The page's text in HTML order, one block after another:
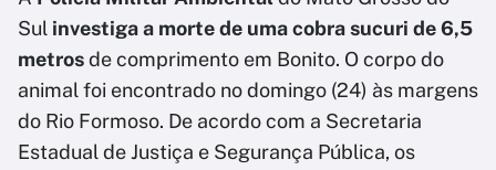
Sul investiga a morte de uma cobra sucuri de 6,5
metrosde comprimento em Bonito. O corpo do
animal foi encontrado no domingo (24) às margens
do Rio Formoso. De acordo com a Secretaria
Estadual de Justiça e Segurança Pública, os